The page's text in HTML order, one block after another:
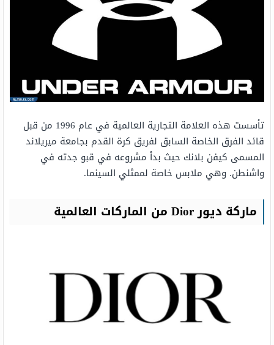
تأسست هذه العلامة التجارية العالمية في عام 1996 من قبل
قائد الفرق الخاصة السابق لفريق كرة القدم بجامعة ميريلاند
المسمى كيفن بلانك حيث بدأ مشروعه في قبو جدته في
واشنطن. وهي ملابس خاصة لممثلي السينما.
ماركة ديور Dior من الماركات العالمية